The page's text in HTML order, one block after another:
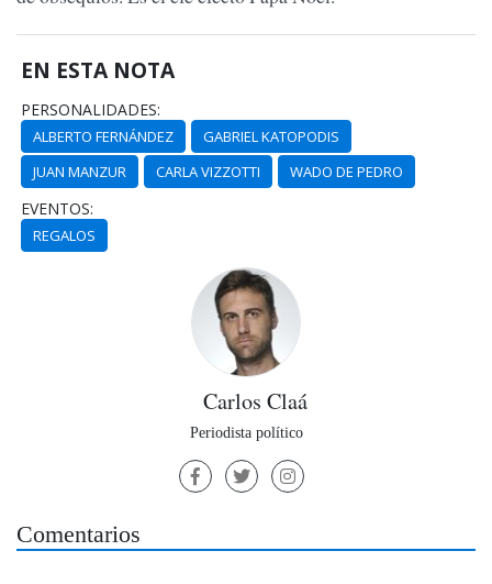
EN ESTA NOTA
PERSONALIDADES:
ALBERTO FERNÁNDEZ
GABRIEL KATOPODIS
JUAN MANZUR
CARLA VIZZOTTI WADO DE PEDRO
EVENTOS:
REGALOS
Carlos Claá
Periodista político
Comentarios